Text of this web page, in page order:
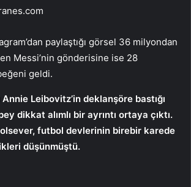
paylaştığı görsel 36 milyondan
Messi’nin gönderisine ise 28
geldi.
Leibovitz’in deklanşöre bastığı
dikkat alımlı bir ayrıntı ortaya çıktı.
futbol devlerinin birebir karede
düşünmüştü.